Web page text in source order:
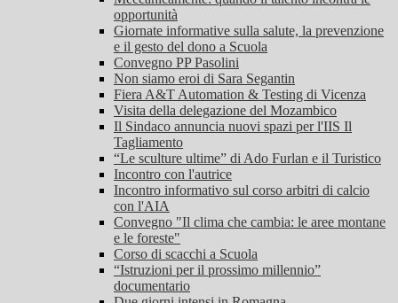
opportunità
Giornate informative sulla salute, la prevenzione
e il gesto del dono a Scuola
Convegno PP Pasolini
Non siamo eroi di Sara Segantin
Fiera A&T Automation & Testing di Vicenza
Visita della delegazione del Mozambico
Il Sindaco annuncia nuovi spazi per l'IIS Il
Tagliamento
“Le sculture ultime” di Ado Furlan e il Turistico
Incontro con l'autrice
Incontro informativo sul corso arbitri di calcio
con l'AIA
Convegno "Il clima che cambia: le aree montane
e le foreste"
Corso di scacchi a Scuola
“Istruzioni per il prossimo millennio”
documentario